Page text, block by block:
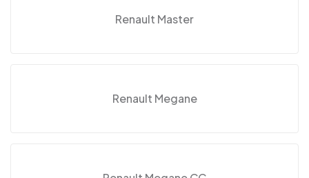
Renault Master
Renault Megane